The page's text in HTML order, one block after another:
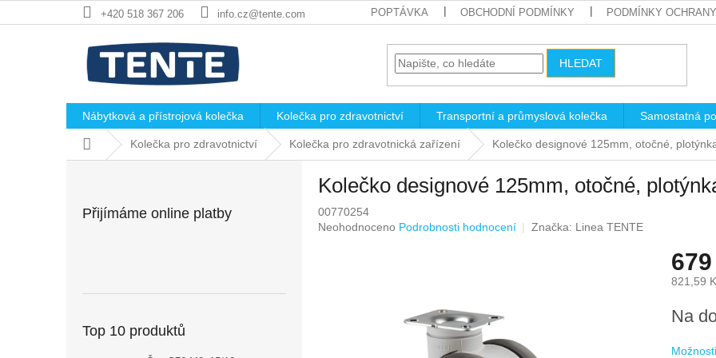
na
+420 518 367 206 info.cz@tente.com POPTÁVKA OBCHODNÍ PODMÍNKY PODMÍNKY
HLEDAT
Nábytková a přístrojová kolečka Kolečka pro zdravotnictví Transportní a průmyslová kolečka Samostatná
Domů Kolečka pro zdravotnictví Kolečka pro zdravotnická zařízení Kolečko designové 125mm, otočné,
Přijímáme online platby
Top 10 produktů
Kolečko designové 125mm, otočné,
00770254
Průměrné
Neohodnoceno Podrobnosti hodnocení Značka: Linea TENTE
821,59
cena:
Na